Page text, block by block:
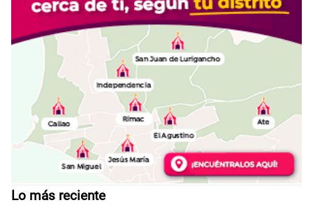
Lo más reciente